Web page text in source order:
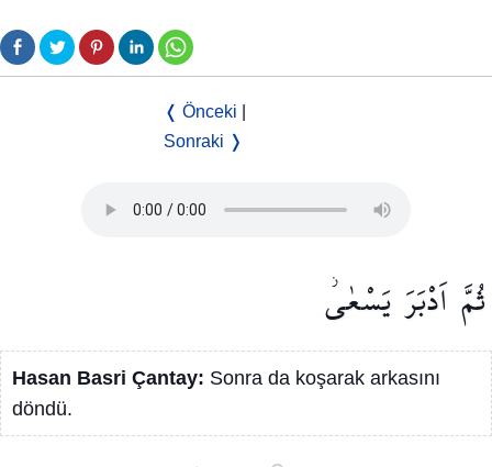
❬ Önceki
Sonraki ❭
ثُمَّاَدْبَرَيَسْعٰىۘ
Hasan Basri Çantay: Sonra da koşarak arkasını
döndü.